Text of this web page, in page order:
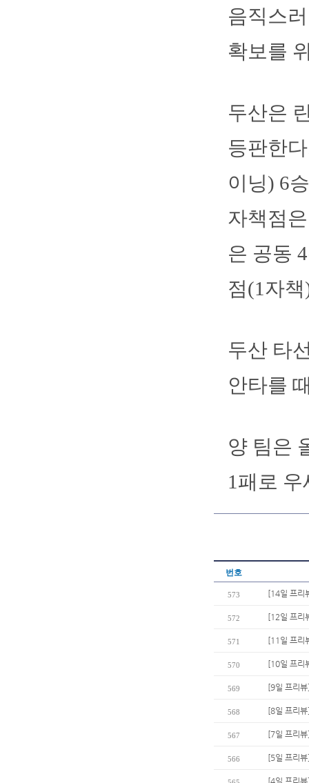
음직스
확보를
두산은
등판한
이닝) 6
자책점
은 공동
점(1자
두산 타
안타를
양 팀은
1패로
번호
573 [14일 프리
572 [12일 프리
571 [11일 프리
570 [10일 프리
569 [9일 프리
568 [8일 프리
567 [7일 프리
566 [5일 프리
[4일 프리